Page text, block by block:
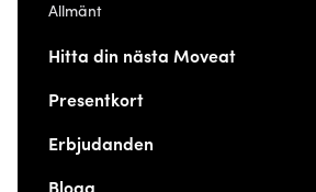
Allmänt
Hitta din nästa Moveat
Presentkort
Erbjudanden